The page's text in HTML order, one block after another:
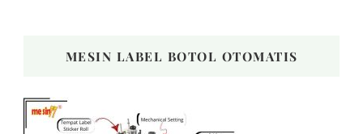
MESIN LABEL BOTOL OTOMATIS